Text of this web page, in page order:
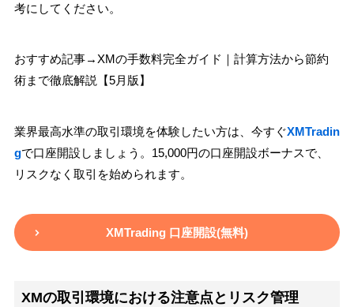
考にしてください。
おすすめ記事→XMの手数料完全ガイド｜計算方法から節約
術まで徹底解説【5月版】
業界最高水準の取引環境を体験したい方は、今すぐXMTradin
gで口座開設しましょう。15,000円の口座開設ボーナスで、
リスクなく取引を始められます。
XMTrading 口座開設(無料)
XMの取引環境における注意点とリスク管理